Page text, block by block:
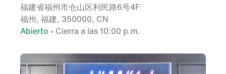
福建省福州市仓山区利民路6号4F
福州, 福建, 350000, CN
Abierto • Cierra a las 10:00 p.m.